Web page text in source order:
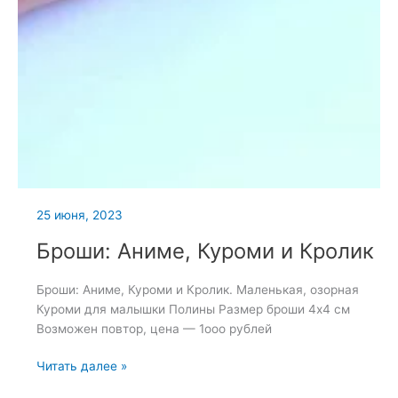
25 июня, 2023
Броши: Аниме, Куроми и Кролик
Броши: Аниме, Куроми и Кролик. Маленькая, озорная
Куроми для малышки Полины Размер броши 4х4 см
Возможен повтор, цена — 1ооо рублей
Броши:
Читать далее »